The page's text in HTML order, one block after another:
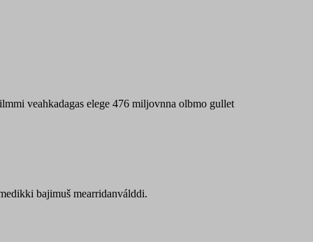
veahkadagas elege 476 miljovnna olbmo gullet
bajimuš mearridanválddi.